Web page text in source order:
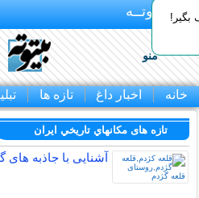
بـیتوتــه
منو
خانه اخبار داغ تازه ها
تازه های مكانهاي تاريخي ايران
آشنایی با جاذبه